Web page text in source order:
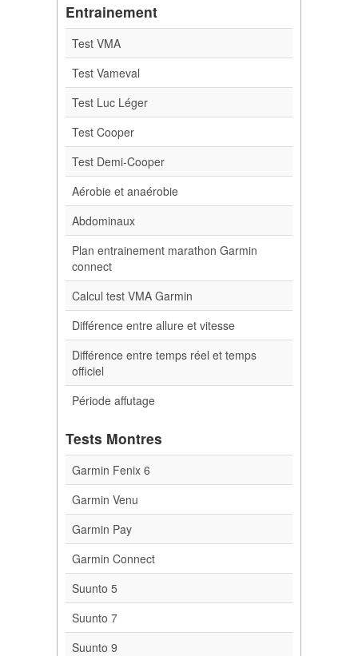
Entrainement
Test VMA
Test Vameval
Test Luc Léger
Test Cooper
Test Demi-Cooper
Aérobie et anaérobie
Abdominaux
Plan entrainement marathon Garmin
connect
Calcul test VMA Garmin
Différence entre allure et vitesse
Différence entre temps réel et temps
officiel
Période affutage
Tests Montres
Garmin Fenix 6
Garmin Venu
Garmin Pay
Garmin Connect
Suunto 5
Suunto 7
Suunto 9